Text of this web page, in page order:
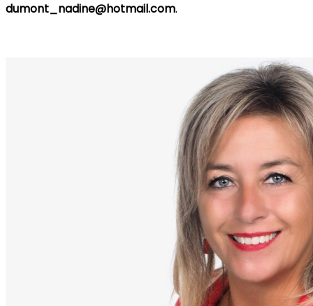
dumont_nadine@hotmail.com.